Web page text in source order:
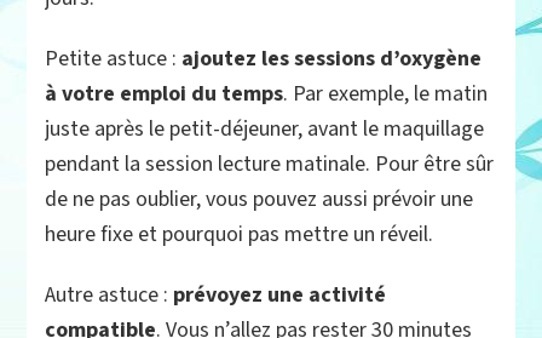
Petite astuce : ajoutez les sessions d’oxygène
à votre emploi du temps. Par exemple, le matin
juste après le petit-déjeuner, avant le maquillage
pendant la session lecture matinale. Pour être sûr
de ne pas oublier, vous pouvez aussi prévoir une
heure fixe et pourquoi pas mettre un réveil.
Autre astuce : prévoyez une activité
compatible. Vous n’allez pas rester 30 minutes